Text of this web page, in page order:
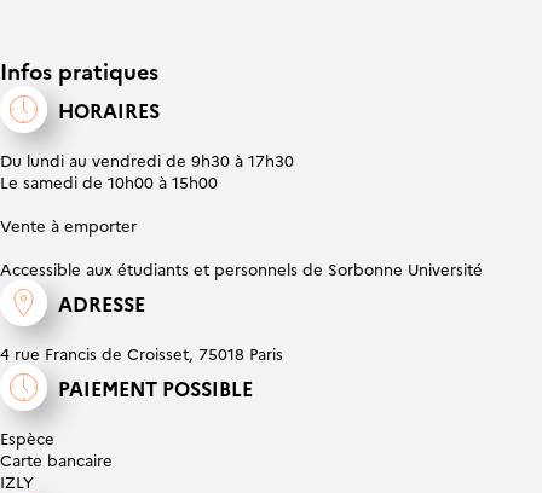
Infos pratiques
HORAIRES
Du lundi au vendredi de 9h30 à 17h30
Le samedi de 10h00 à 15h00
Vente à emporter
Accessible aux étudiants et personnels de Sorbonne Université
ADRESSE
4 rue Francis de Croisset, 75018 Paris
PAIEMENT POSSIBLE
Espèce
Carte bancaire
IZLY